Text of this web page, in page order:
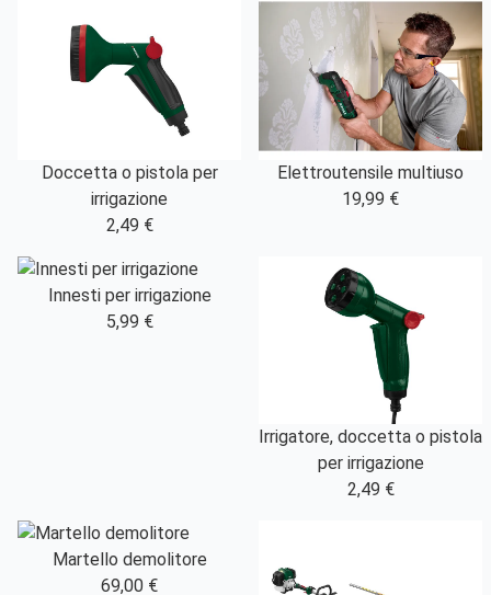
Doccetta o pistola per
irrigazione
2,49 €
Elettroutensile multiuso
19,99 €
Innesti per irrigazione
5,99 €
Irrigatore, doccetta o pistola
per irrigazione
2,49 €
Martello demolitore
69,00 €